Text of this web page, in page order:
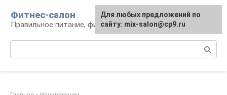
контенту
Фитнес-салон
Правильное питание, фитнес, образ жизни
Для любых предложений по
сайту: mix-salon@cp9.ru